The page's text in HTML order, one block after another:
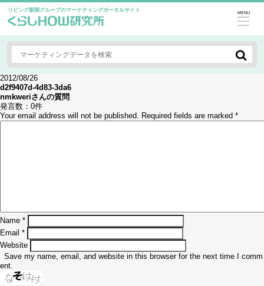
リビング新聞グループのマーケティングポータルサイト MENU
2012/08/26
d2f9407d-4d83-3da6
nmkweriさんの質問
発言数： 0件
Your email address will not be published. Required fields are marked *
Name *
Email *
Website
Save my name, email, and website in this browser for the next time I comm
ent.